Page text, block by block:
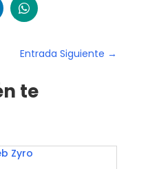
Entrada Siguiente →
te